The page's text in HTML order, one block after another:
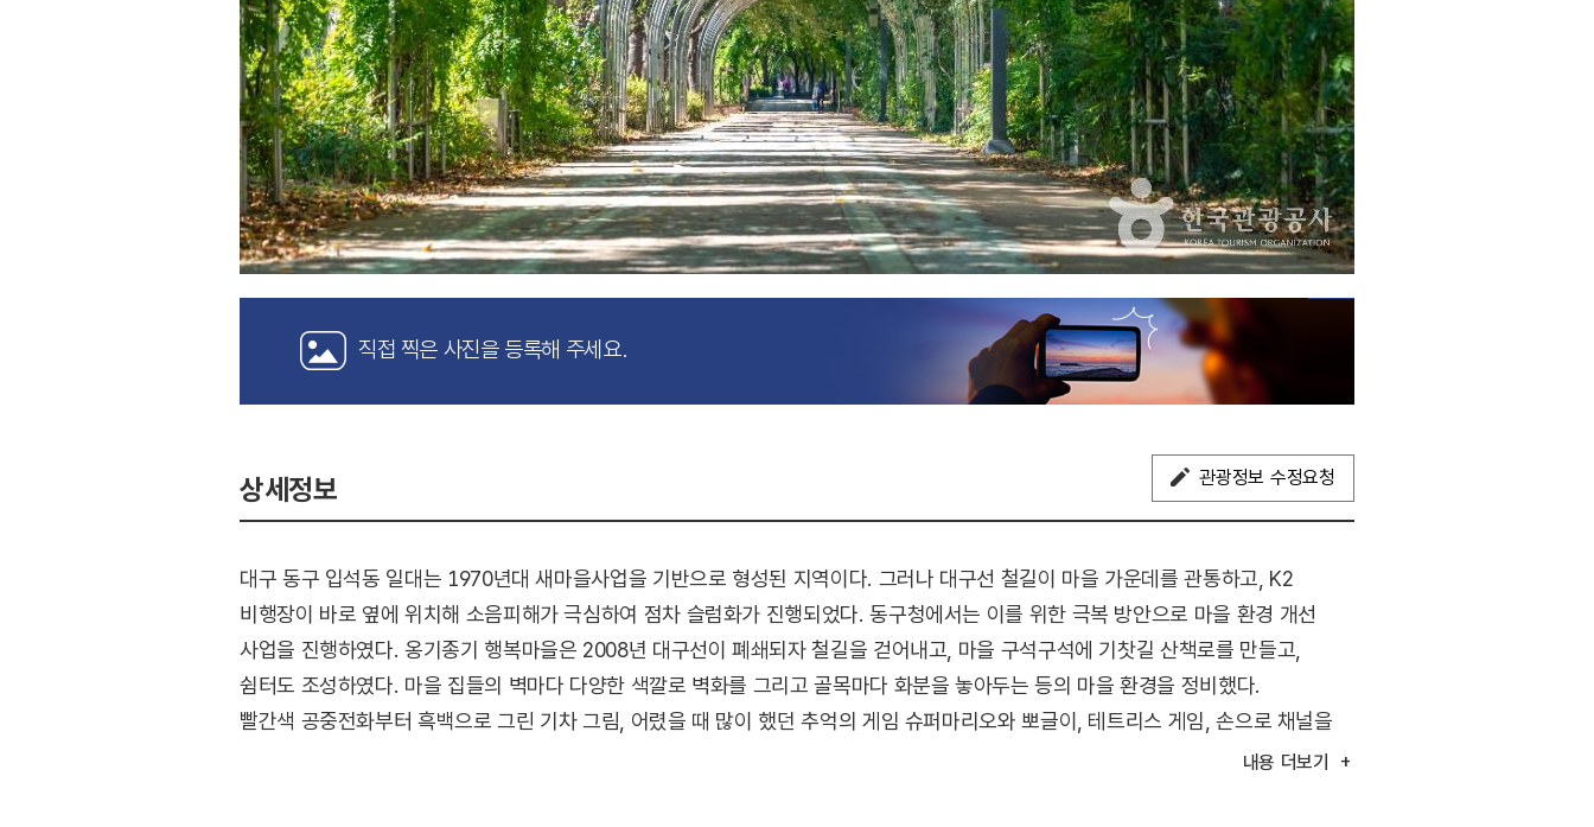
직접 찍은 사진을 등록해 주세요.
상세정보 관광정보 수정요청
대구 동구 입석동 일대는 1970년대 새마을사업을 기반으로 형성된 지역이다. 그러나 대구선 철길이 마을 가운데를 관통하고, K2
비행장이 바로 옆에 위치해 소음피해가 극심하여 점차 슬럼화가 진행되었다. 동구청에서는 이를 위한 극복 방안으로 마을 환경 개선
사업을 진행하였다. 옹기종기 행복마을은 2008년 대구선이 폐쇄되자 철길을 걷어내고, 마을 구석구석에 기찻길 산책로를 만들고,
쉼터도 조성하였다. 마을 집들의 벽마다 다양한 색깔로 벽화를 그리고 골목마다 화분을 놓아두는 등의 마을 환경을 정비했다.
빨간색 공중전화부터 흑백으로 그린 기차 그림, 어렸을 때 많이 했던 추억의 게임 슈퍼마리오와 뽀글이, 테트리스 게임, 손으로 채널을
돌리던 TV, 어릴 적 문방구 앞에서 쪼그리고 앉아 먹던 달고나 등 어른들에는 지난 추억을, 아이들에게는 새로운 추억이 될 벽화 속
내용 더보기